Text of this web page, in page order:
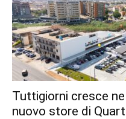
Tuttigiorni cresce
nuovo store di